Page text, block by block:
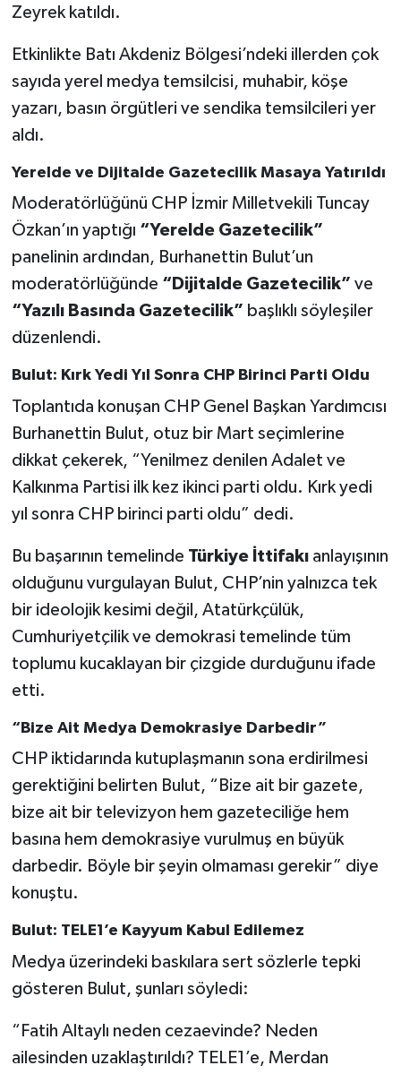
Zeyrek katıldı.
Etkinlikte Batı Akdeniz Bölgesi’ndeki illerden çok
sayıda yerel medya temsilcisi, muhabir, köşe
yazarı, basın örgütleri ve sendika temsilcileri yer
aldı.
Yerelde ve Dijitalde Gazetecilik Masaya Yatırıldı
Moderatörlüğünü CHP İzmir Milletvekili Tuncay
Özkan’ın yaptığı “Yerelde Gazetecilik”
panelinin ardından, Burhanettin Bulut’un
moderatörlüğünde “Dijitalde Gazetecilik” ve
“Yazılı Basında Gazetecilik” başlıklı söyleşiler
düzenlendi.
Bulut: Kırk Yedi Yıl Sonra CHP Birinci Parti Oldu
Toplantıda konuşan CHP Genel Başkan Yardımcısı
Burhanettin Bulut, otuz bir Mart seçimlerine
dikkat çekerek, “Yenilmez denilen Adalet ve
Kalkınma Partisi ilk kez ikinci parti oldu. Kırk yedi
yıl sonra CHP birinci parti oldu” dedi.
Bu başarının temelinde Türkiye İttifakıanlayışının
olduğunu vurgulayan Bulut, CHP’nin yalnızca tek
bir ideolojik kesimi değil, Atatürkçülük,
Cumhuriyetçilik ve demokrasi temelinde tüm
toplumu kucaklayan bir çizgide durduğunu ifade
etti.
“Bize Ait Medya Demokrasiye Darbedir”
CHP iktidarında kutuplaşmanın sona erdirilmesi
gerektiğini belirten Bulut, “Bize ait bir gazete,
bize ait bir televizyon hem gazeteciliğe hem
basına hem demokrasiye vurulmuş en büyük
darbedir. Böyle bir şeyin olmaması gerekir” diye
konuştu.
Bulut: TELE1’e Kayyum Kabul Edilemez
Medya üzerindeki baskılara sert sözlerle tepki
gösteren Bulut, şunları söyledi:
“Fatih Altaylı neden cezaevinde? Neden
ailesinden uzaklaştırıldı? TELE1’e, Merdan